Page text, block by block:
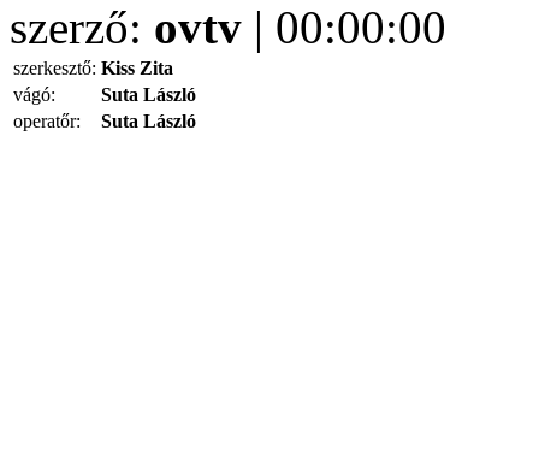
szerző: ovtv | 00:00:00
szerkesztő: Kiss Zita
vágó:
Suta László
operatőr:
Suta László